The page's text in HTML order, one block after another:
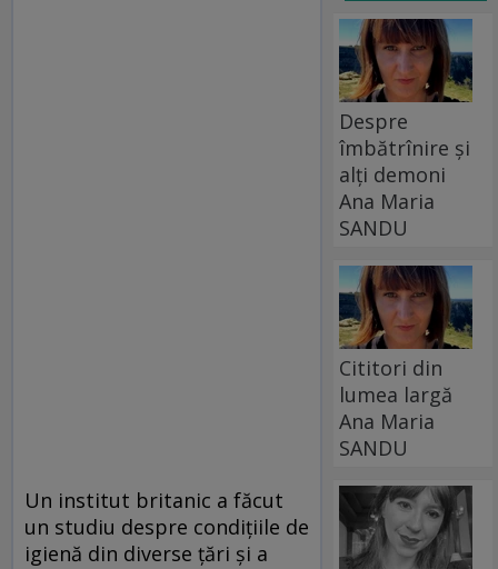
Un institut britanic a făcut
un studiu despre condiţiile de
igienă din diverse ţări şi a
Despre
îmbătrînire și
alți demoni
Ana Maria
SANDU
Cititori din
lumea largă
Ana Maria
SANDU